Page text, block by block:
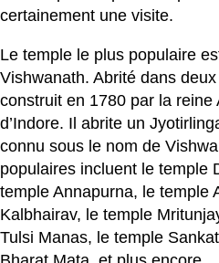
certainement une visite.
Le temple le plus populaire
Vishwanath. Abrité dans
construit en 1780 par la reine
d’Indore. Il abrite un
connu sous le nom de
populaires incluent le temple
temple Annapurna, le temple
Kalbhairav, le temple
Tulsi Manas, le temple